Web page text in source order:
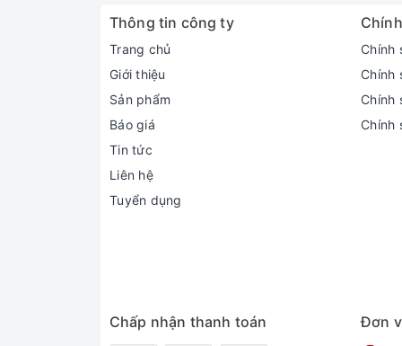
Thông tin công ty
Trang chủ
Giới thiệu
Sản phẩm
Báo giá
Tin tức
Liên hệ
Tuyển dụng
Chính
Chính
Chính
Chính
Chấp nhận thanh toán Đơn